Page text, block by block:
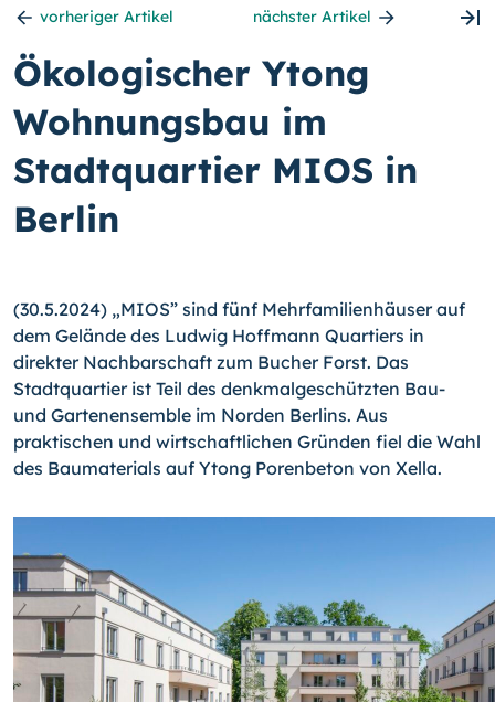
vorheriger Artikel nächster Artikel
Ökologischer Ytong
Wohnungsbau im
Stadtquartier MIOS in
Berlin
(30.5.2024) „MIOS” sind fünf Mehrfamilienhäuser auf
dem Gelände des Ludwig Hoffmann Quartiers in
direkter Nachbarschaft zum Bucher Forst. Das
Stadtquartier ist Teil des denkmalgeschützten Bau-
und Gartenensemble im Norden Berlins. Aus
praktischen und wirtschaftlichen Gründen fiel die Wahl
des Baumaterials auf Ytong Porenbeton von Xella.